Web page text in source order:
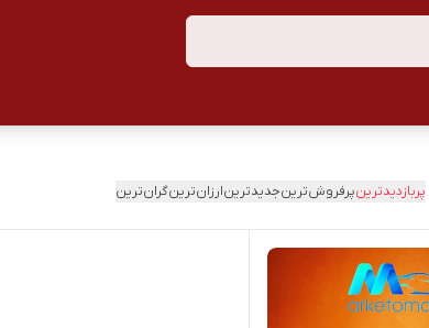
پربازدیدترینپرفروش‌ترینجدیدترینارزان‌ترینگران‌ترین